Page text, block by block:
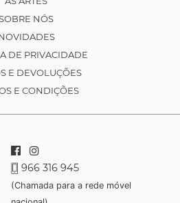
NÓS
DE PRIVACIDADE
E DEVOLUÇÕES
E CONDIÇÕES
966 316 945
(Chamada para a rede móvel